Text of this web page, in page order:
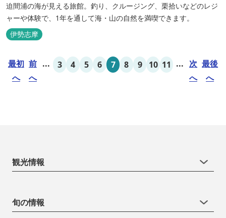
迫間浦の海が見える旅館。釣り、クルージング、栗拾いなどのレジ
ャーや体験で、1年を通して海・山の自然を満喫できます。
伊勢志摩
最初
へ
前
へ
... 3 4 5 6 7 8 9 10 11 ... 次
へ
最後
へ
観光情報
旬の情報